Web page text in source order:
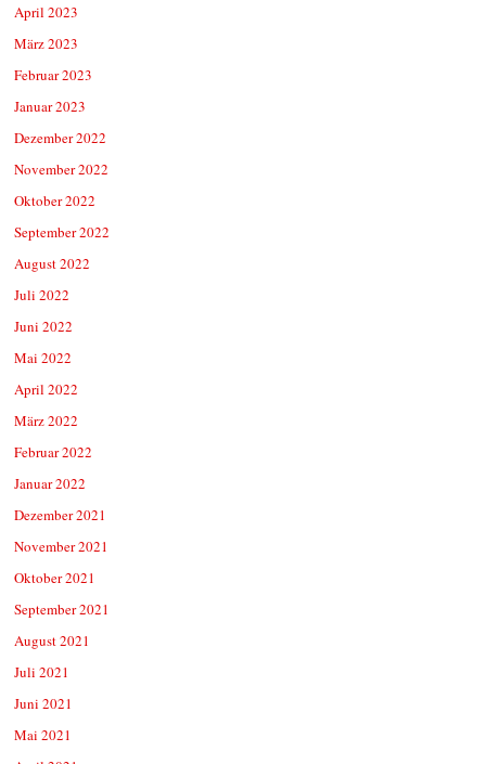
April 2023
März 2023
Februar 2023
Januar 2023
Dezember 2022
November 2022
Oktober 2022
September 2022
August 2022
Juli 2022
Juni 2022
Mai 2022
April 2022
März 2022
Februar 2022
Januar 2022
Dezember 2021
November 2021
Oktober 2021
September 2021
August 2021
Juli 2021
Juni 2021
Mai 2021